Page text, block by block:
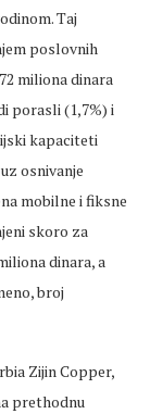
Taj
poslovnih
miliona dinara
porasli (1,7%) i
kapaciteti
osnivanje
mobilne i fiksne
skoro za
dinara, a
broj
Zijin Copper,
prethodnu